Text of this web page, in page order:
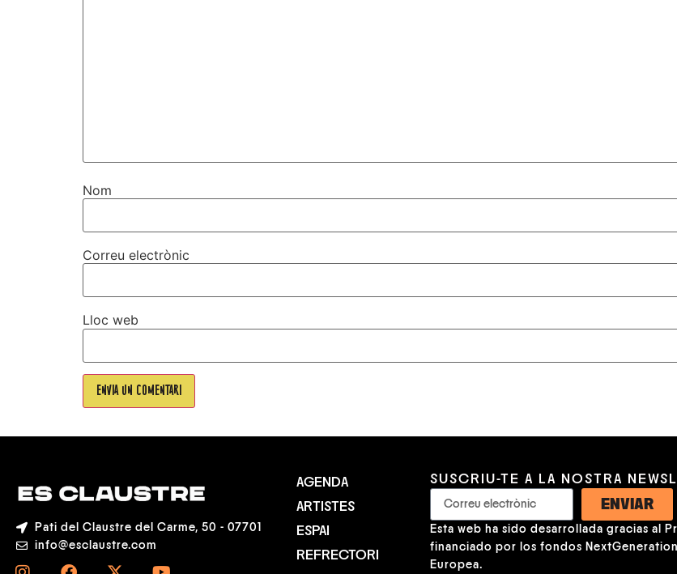
Nom
Correu electrònic
Lloc web
Pati del Claustre del Carme, 50 - 07701
info@esclaustre.com
AGENDA
ARTISTES
ESPAI
REFRECTORI
SUSCRIU-TE A LA NOSTRA
ENVIAR
Esta web ha sido desarrollada gracias al
financiado por los fondos
Europea.